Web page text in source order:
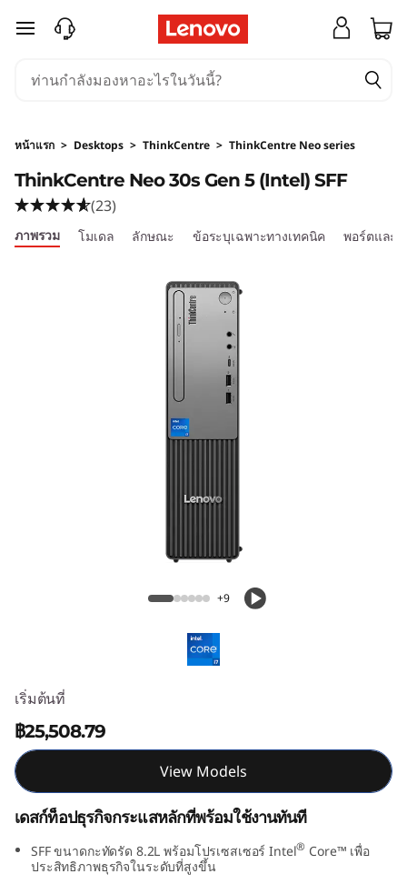
o
v
o
T
N
e
o
0
ข้ามไปที่เนื้อหาหลัก
หน้าแรก > Desktops > ThinkCentre > ThinkCentre Neo series
ThinkCentre Neo 30s Gen 5 (Intel) SFF
ThinkCentre Neo 30s Gen 5 (Intel) SFF
(23)
ภาพรวม โมเดล ลักษณะ ข้อระบุเฉพาะทางเทคนิค พอร์ตและ
+9
เริ่มต้นที่
฿25,508.79
View Models
เดสก์ท็อปธุรกิจกระแสหลักที่พร้อมใช้งานทันที
SFF ขนาดกะทัดรัด 8.2L พร้อมโปรเซสเซอร์ Intel® Core™ เพื่อ
ประสิทธิภาพธุรกิจในระดับที่สูงขึ้น